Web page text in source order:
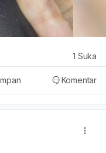
Komentar
1 Suka